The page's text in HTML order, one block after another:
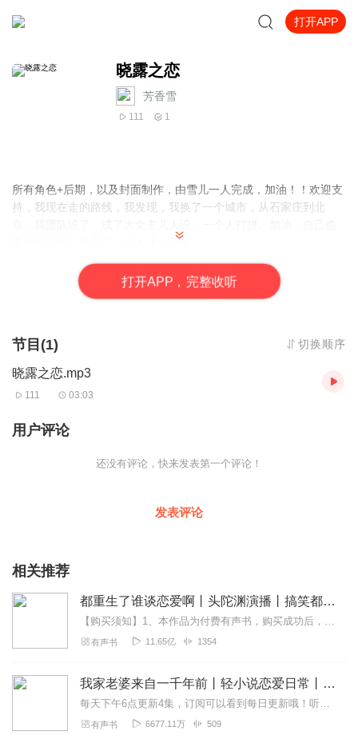
打开APP
晓露之恋
芳香雪
111 1
所有角色+后期，以及封面制作，由雪儿一人完成，加油！！欢迎支
持，我现在走的路线，我发现，我换了一个城市，从石家庄到北
要好好的呀，爱自己，别人才会爱你。
打开APP，完整收听
节目(1) 切换顺序
晓露之恋.mp3
111 03:03
用户评论
还没有评论，快来发表第一个评论！
发表评论
相关推荐
都重生了谁谈恋爱啊丨头陀渊演播丨搞笑都市丨穿越重生丨VIP免费 | 精品 | 多人有声剧
【购买须知】1、本作品为付费有声书，购买成功后，即可收听。2、版权归原作者所有，严禁翻录成任何形式，严禁在任何第三方平台传播，违者将追究其法律责任。3、如在充值...
有声书 11.65亿 1354
我家老婆来自一千年前丨轻小说恋爱日常丨多人有声剧
每天下午6点更新4集，订阅可以看到每日更新哦！听书有奖啦~更多福利点击下方专辑海报详情！内容简介“我想回家。”“你可能回不去了。”“为什么？”“因为这里离你家...
有声书 6677.11万 509